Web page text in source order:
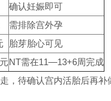
确认妊娠即可
需排除宫外孕
胎芽胎心可见
NT需在11—13+6周完成
，待确认宫内活胎后再